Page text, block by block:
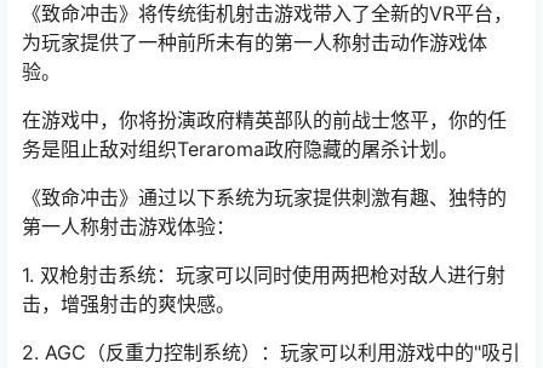
《致命冲击》将传统街机射击游戏带入了全新的VR平台，
为玩家提供了一种前所未有的第一人称射击动作游戏体
验。
在游戏中，你将扮演政府精英部队的前战士悠平，你的任
务是阻止敌对组织Teraroma政府隐藏的屠杀计划。
《致命冲击》通过以下系统为玩家提供刺激有趣、独特的
第一人称射击游戏体验：
1. 双枪射击系统：玩家可以同时使用两把枪对敌人进行射
击，增强射击的爽快感。
2. AGC（反重力控制系统）：玩家可以利用游戏中的"吸引